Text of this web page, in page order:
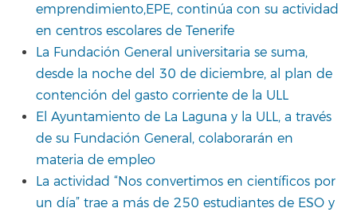
emprendimiento,EPE, continúa con su actividad
en centros escolares de Tenerife
La Fundación General universitaria se suma,
desde la noche del 30 de diciembre, al plan de
contención del gasto corriente de la ULL
El Ayuntamiento de La Laguna y la ULL, a través
de su Fundación General, colaborarán en
materia de empleo
La actividad “Nos convertimos en científicos por
un día” trae a más de 250 estudiantes de ESO y